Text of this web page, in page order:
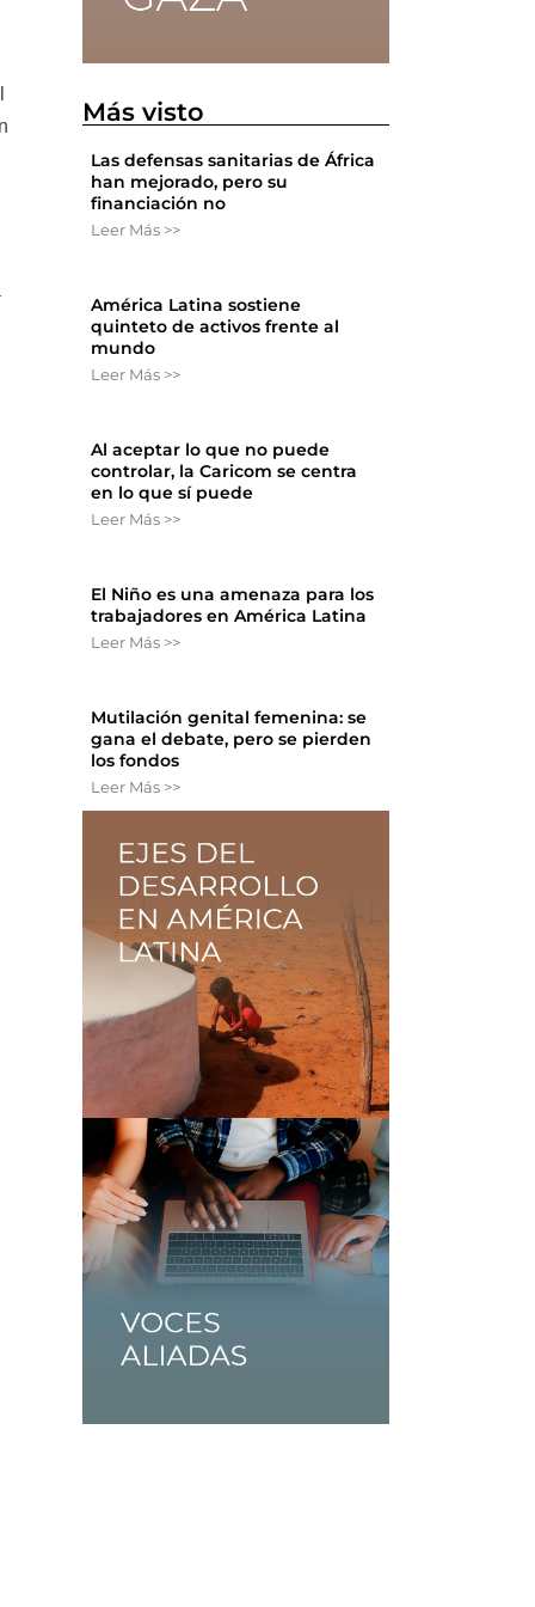
Más visto
Las defensas sanitarias de África
han mejorado, pero su
financiación no
Leer Más >>
América Latina sostiene
quinteto de activos frente al
mundo
Leer Más >>
Al aceptar lo que no puede
controlar, la Caricom se centra
en lo que sí puede
Leer Más >>
El Niño es una amenaza para los
trabajadores en América Latina
Leer Más >>
Mutilación genital femenina: se
gana el debate, pero se pierden
los fondos
Leer Más >>